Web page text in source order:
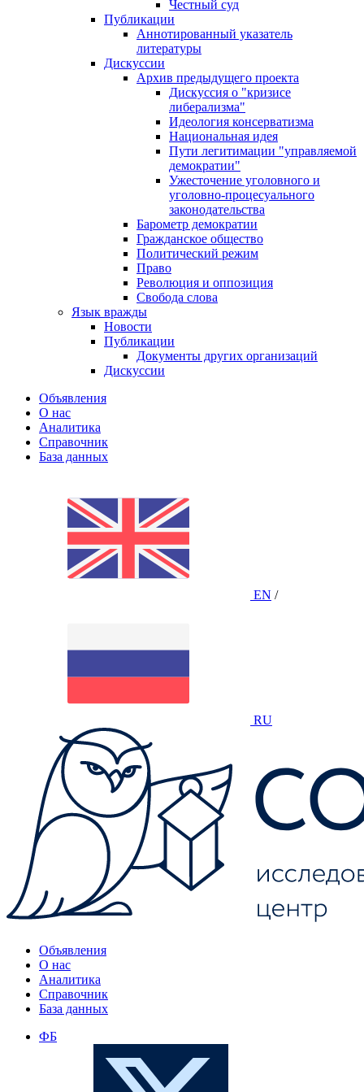
Честный суд
Публикации
Аннотированный указатель
литературы
Дискуссии
Архив предыдущего проекта
Дискуссия о "кризисе
либерализма"
Идеология консерватизма
Национальная идея
Пути легитимации "управляемой
демократии"
Ужесточение уголовного и
уголовно-процесуального
законодательства
Барометр демократии
Гражданское общество
Политический режим
Право
Революция и оппозиция
Свобода слова
Язык вражды
Новости
Публикации
Документы других организаций
Дискуссии
Объявления
О нас
Аналитика
Справочник
База данных
EN /
RU
Объявления
О нас
Аналитика
Справочник
База данных
ФБ